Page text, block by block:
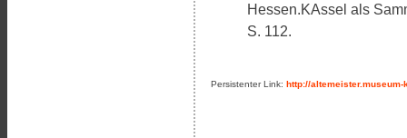
Hessen.KAssel als
S. 112.
Persistenter Link: http://